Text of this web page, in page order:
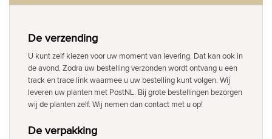
De verzending
U kunt zelf kiezen voor uw moment van levering. Dat kan ook in
de avond. Zodra uw bestelling verzonden wordt ontvang u een
track en trace link waarmee u uw bestelling kunt volgen. Wij
leveren uw planten met PostNL. Bij grote bestellingen bezorgen
wij de planten zelf. Wij nemen dan contact met u op!
De verpakking